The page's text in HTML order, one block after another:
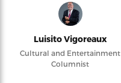
Luisito Vigoreaux
Cultural and Entertainment
Columnist